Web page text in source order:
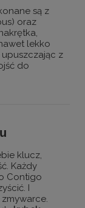
są z
oraz
lekko
z
do
klucz,
Każdy
Contigo
I